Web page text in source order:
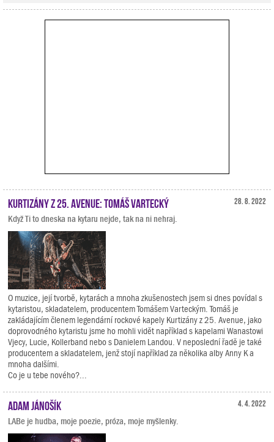
28. 8. 2022
Kurtizány z 25. Avenue: Tomáš Vartecký
Když Ti to dneska na kytaru nejde, tak na ni nehraj.
O muzice, její tvorbě, kytarách a mnoha zkušenostech jsem si dnes povídal s
kytaristou, skladatelem, producentem Tomášem Varteckým. Tomáš je
zakládajícím členem legendární rockové kapely Kurtizány z 25. Avenue, jako
doprovodného kytaristu jsme ho mohli vidět například s kapelami Wanastowi
Vjecy, Lucie, Kollerband nebo s Danielem Landou. V neposlední řadě je také
producentem a skladatelem, jenž stojí například za několika alby Anny K a
mnoha dalšími.
Co je u tebe nového?...
4. 4. 2022
Adam Jánošík
LABe je hudba, moje poezie, próza, moje myšlenky.